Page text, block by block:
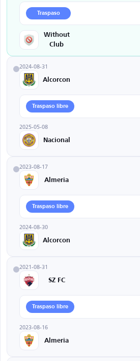
Traspaso
Without
Club
2024-08-31
Alcorcon
Traspaso libre
2025-05-08
Nacional
2023-08-17
Almeria
Traspaso libre
2024-08-30
Alcorcon
2021-08-31
SZ FC
Traspaso libre
2023-08-16
Almeria